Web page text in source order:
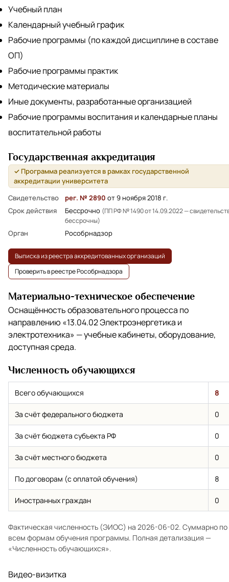
Учебный план
Календарный учебный график
Рабочие программы (по каждой дисциплине в составе
ОП)
Рабочие программы практик
Методические материалы
Иные документы, разработанные организацией
Рабочие программы воспитания и календарные планы
воспитательной работы
Государственная аккредитация
✓ Программа реализуется в рамках государственной
аккредитации университета
Свидетельство
рег. № 2890 от 9 ноября 2018 г.
Срок действия
Бессрочно (ПП РФ № 1490 от 14.09.2022 —
бессрочны)
Орган Рособрнадзор
Выписка из реестра аккредитованных организаций
Проверить в реестре Рособрнадзора
Материально-техническое обеспечение
Оснащённость образовательного процесса по
направлению «13.04.02 Электроэнергетика и
электротехника» — учебные кабинеты, оборудование,
доступная среда.
Численность обучающихся
Всего обучающихся 8
За счёт федерального бюджета 0
За счёт бюджета субъекта РФ 0
За счёт местного бюджета 0
По договорам (с оплатой обучения) 8
Иностранных граждан 0
Фактическая численность (ЭИОС) на 2026-06-02. Суммарно по
всем формам обучения программы. Полная детализация —
«Численность обучающихся».
Видео-визитка